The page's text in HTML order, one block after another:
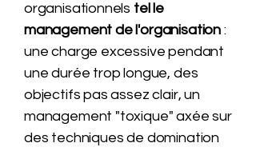
organisationnels tel le
management de l'organisation:
une charge excessive pendant
une durée trop longue, des
objectifs pas assez clair, un
management "toxique" axée sur
des techniques de domination